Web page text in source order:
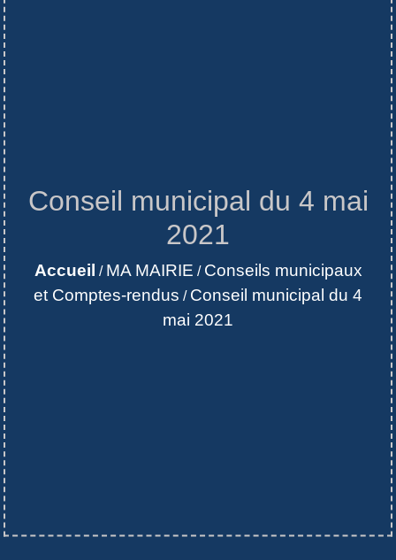
Conseil municipal du 4 mai
2021
Accueil / MA MAIRIE / Conseils municipaux
et Comptes-rendus / Conseil municipal du 4
mai 2021